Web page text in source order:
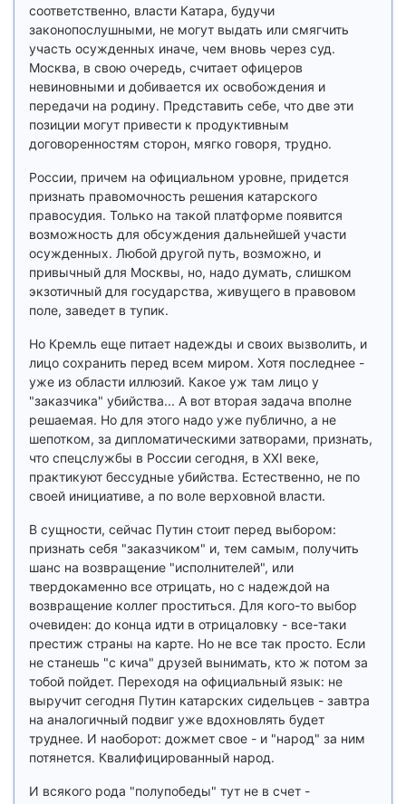
соответственно, власти Катара, будучи
законопослушными, не могут выдать или смягчить
участь осужденных иначе, чем вновь через суд.
Москва, в свою очередь, считает офицеров
невиновными и добивается их освобождения и
передачи на родину. Представить себе, что две эти
позиции могут привести к продуктивным
договоренностям сторон, мягко говоря, трудно.
России, причем на официальном уровне, придется
признать правомочность решения катарского
правосудия. Только на такой платформе появится
возможность для обсуждения дальнейшей участи
осужденных. Любой другой путь, возможно, и
привычный для Москвы, но, надо думать, слишком
экзотичный для государства, живущего в правовом
поле, заведет в тупик.
Но Кремль еще питает надежды и своих вызволить, и
лицо сохранить перед всем миром. Хотя последнее -
уже из области иллюзий. Какое уж там лицо у
"заказчика" убийства... А вот вторая задача вполне
решаемая. Но для этого надо уже публично, а не
шепотком, за дипломатическими затворами, признать,
что спецслужбы в России сегодня, в XXI веке,
практикуют бессудные убийства. Естественно, не по
своей инициативе, а по воле верховной власти.
В сущности, сейчас Путин стоит перед выбором:
признать себя "заказчиком" и, тем самым, получить
шанс на возвращение "исполнителей", или
твердокаменно все отрицать, но с надеждой на
возвращение коллег проститься. Для кого-то выбор
очевиден: до конца идти в отрицаловку - все-таки
престиж страны на карте. Но не все так просто. Если
не станешь "с кича" друзей вынимать, кто ж потом за
тобой пойдет. Переходя на официальный язык: не
выручит сегодня Путин катарских сидельцев - завтра
на аналогичный подвиг уже вдохновлять будет
труднее. И наоборот: дожмет свое - и "народ" за ним
потянется. Квалифицированный народ.
И всякого рода "полупобеды" тут не в счет -